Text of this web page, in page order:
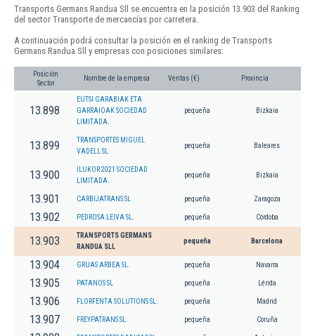
Transports Germans Randua Sll se encuentra en la posición 13.903 del Ranking
del sector Transporte de mercancías por carretera.
A continuación podrá consultar la posición en el ranking de Transports
Germans Randua Sll y empresas con posiciones similares:
Posición
Sector
Nombre de la empresa Ventas (€) Provincia
13.898
EUTSI GARABIAK ETA
GARRAIOAK SOCIEDAD
LIMITADA.
pequeña Bizkaia
13.899
TRANSPORTES MIGUEL
VADELL SL
pequeña Baleares
13.900
ILUKOR 2021 SOCIEDAD
LIMITADA.
pequeña Bizkaia
13.901 CARBIJATRANS SL pequeña Zaragoza
13.902 PEDROSA LEIVA SL. pequeña Córdoba
13.903
TRANSPORTS GERMANS
RANDUA SLL
pequeña Barcelona
13.904 GRUAS ARBEA SL. pequeña Navarra
13.905 PATANOS SL pequeña Lérida
13.906 FLORFENTA SOLUTIONS SL. pequeña Madrid
13.907 FREYPATRANS SL pequeña Coruña